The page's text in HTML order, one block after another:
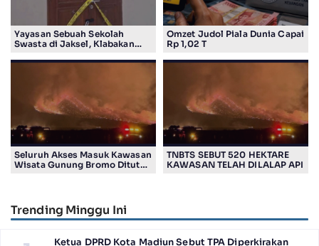
Yayasan Sebuah Sekolah
Swasta di Jaksel, Klabakan
Omzet Judol Piala Dunia Capai
Rp 1,02 T
Seluruh Akses Masuk Kawasan
Wisata Gunung Bromo Ditutup
TNBTS SEBUT 520 HEKTARE
KAWASAN TELAH DILALAP API
Trending Minggu Ini
Ketua DPRD Kota Madiun Sebut TPA Diperkirakan